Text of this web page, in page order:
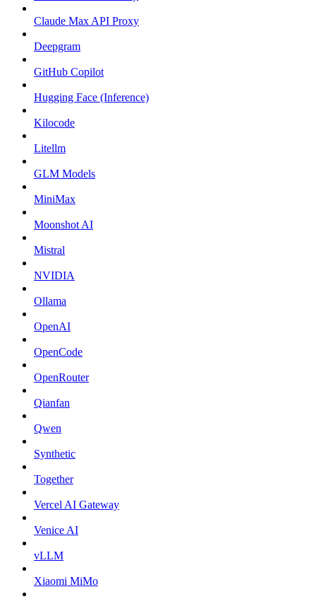
Claude Max API Proxy
Deepgram
GitHub Copilot
Hugging Face (Inference)
Kilocode
Litellm
GLM Models
MiniMax
Moonshot AI
Mistral
NVIDIA
Ollama
OpenAI
OpenCode
OpenRouter
Qianfan
Qwen
Synthetic
Together
Vercel AI Gateway
Venice AI
vLLM
Xiaomi MiMo